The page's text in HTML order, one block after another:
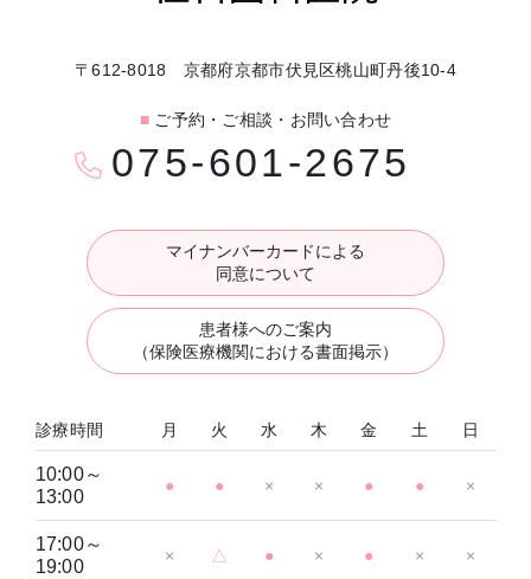
〒612-8018 京都府京都市伏見区桃山町丹後10-4
■ ご予約・ご相談・お問い合わせ
075-601-2675
マイナンバーカードによる
同意について
患者様へのご案内
（保険医療機関における書面掲示）
診療時間 月 火 水 木 金 土 日
10:00～
13:00
● ● × × ● ● ×
17:00～
19:00
× △ ● × ● × ×